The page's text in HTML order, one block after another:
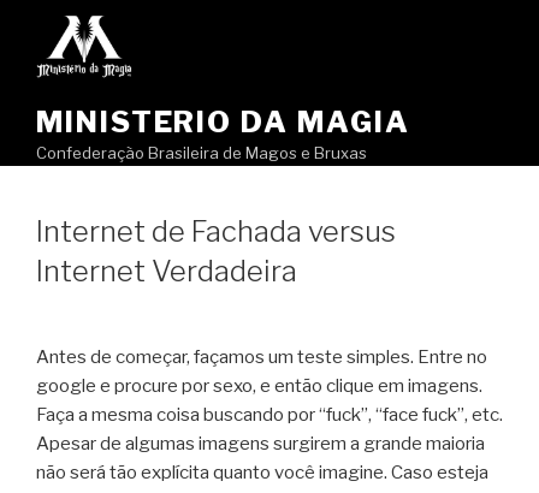
MINISTERIO DA MAGIA
Confederação Brasileira de Magos e Bruxas
Internet de Fachada versus
Internet Verdadeira
Antes de começar, façamos um teste simples. Entre no
google e procure por sexo, e então clique em imagens.
Faça a mesma coisa buscando por “fuck”, “face fuck”, etc.
Apesar de algumas imagens surgirem a grande maioria
não será tão explícita quanto você imagine. Caso esteja